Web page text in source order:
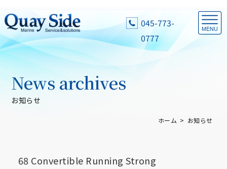
045-773-
0777
お知らせ
News archives
ホーム お知らせ
68 Convertible Running Strong